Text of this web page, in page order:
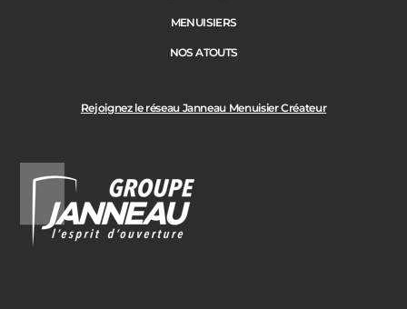
Rejoignez le réseau Janneau Menuisier Créateur
MENUISIERS
NOS ATOUTS